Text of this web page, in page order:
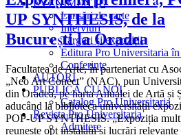
EVENIMENTE
Lansări de carte
Interviuri
Târguri și expoziții
Editura Pro Universitaria în
Conferințe
AUTORI
PUBLICĂ CU NOI
Catalog Pro Universitaria
Revista Pro Universitaria
Admitere
UP SYNTHESIS, de la
București la Oradea
Facultatea de Arte, în parteneriat cu
„Neo Art Conect” (NAC), pun
din Oradea, pe harta Anualei de Artă și
aducând la biblioteca universității
POP-UP SYNTHESIS. „Expoziția
reunește opt instalații și lucrări relevante